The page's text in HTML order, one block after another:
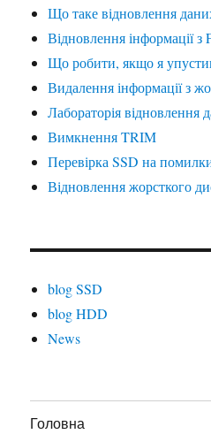
Що таке відновлення
Відновлення інформації з
Що робити, якщо я
Видалення інформації з
Лабораторія відновлення
Вимкнення TRIM
Перевірка SSD на
Відновлення жорсткого
blog SSD
blog HDD
News
Головна